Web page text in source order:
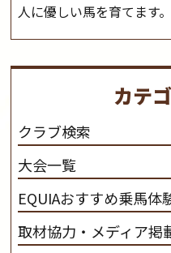
人に優しい馬を育てます
生産します。 私たちは、
さと魅力を追求します。
だわります。 私たちは、
ンプ乗馬クラブ九州のツ
カテ
クラブ検索
大会一覧
EQUIAおすすめ乗馬体
取材協力・メディア掲